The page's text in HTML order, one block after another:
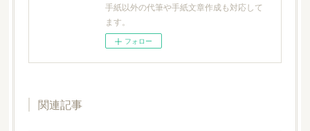
手紙以外の代筆や手紙文章作成も対応して
ます。
フォロー
関連記事